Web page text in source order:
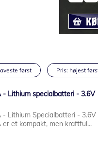
først Pris: højest
- Lithium specialbatteri - 3.6V
- Lithium Specialbatteri - 3.6V
et kompakt, men kraftful...